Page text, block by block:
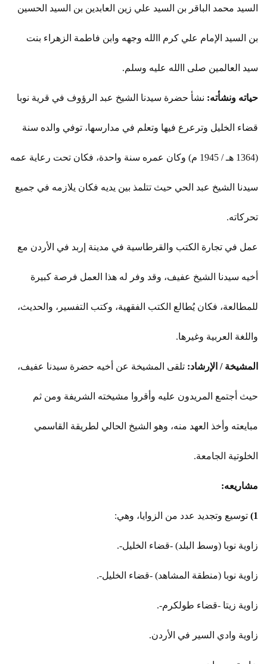
السيد محمد الباقر بن السيد علي زين العابدين بن السيد الحسين
بن السيد الإمام علي كرم االله وجهه وابن فاطمة الزهراء بنت
سيد العالمين صلى االله عليه وسلم.
حياته ونشأته: نشأ حضرة سيدنا الشيخ عبد الرؤوف في قرية نوبا
قضاء الخليل وترعرع فيها وتعلم في مدارسها، توفي والده سنة
(1364 هـ / 1945 م) وكان عمره سنة واحدة، فكان تحت رعاية عمه
سيدنا الشيخ عبد الحي حيث تتلمذ بين يديه فكان يلازمه في جميع
تحركاته.
عمل في تجارة الكتب والقرطاسية في مدينة إربد في الأردن مع
أخيه سيدنا الشيخ عفيف، وقد وفر له هذا العمل فرصة كبيرة
للمطالعة، فكان يُطالع الكتب الفقهية، وكتب التفسير، والحديث،
واللغة العربية وغيرها.
المشيخة / الإرشاد: تلقى المشيخة عن أخيه حضرة سيدنا عفيف،
حيث أجتمع المريدون عليه وأقروا مشيخته الشريفة ومن ثم
مبايعته وأخذ العهد منه، وهو الشيخ الحالي لطريقة القاسمي
الخلوتية الجامعة.
مشاريعه:
1) توسيع وتجديد عدد من الزوايا، وهي:
زاوية نوبا (وسط البلد) -قضاء الخليل-.
زاوية نوبا (منطقة المشاهد) -قضاء الخليل-.
زاوية زيتا -قضاء طولكرم-.
زاوية وادي السير في الأردن.